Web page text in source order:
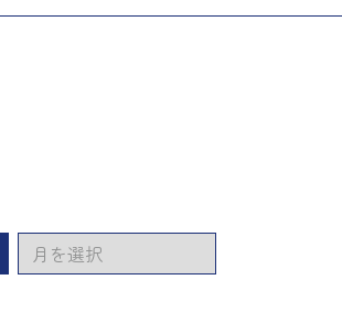
ー